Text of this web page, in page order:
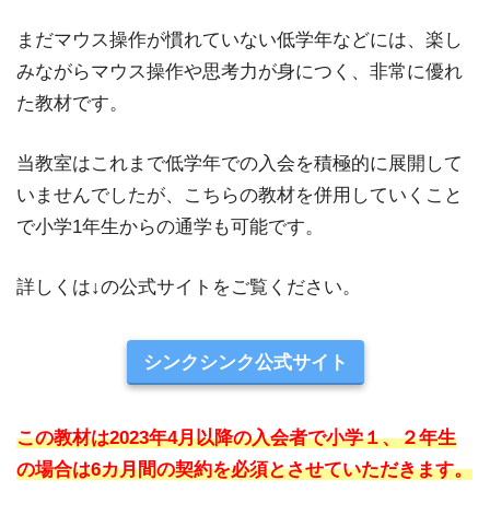
まだマウス操作が慣れていない低学年などには、楽し
みながらマウス操作や思考力が身につく、非常に優れ
た教材です。
当教室はこれまで低学年での入会を積極的に展開して
いませんでしたが、こちらの教材を併用していくこと
で小学1年生からの通学も可能です。
詳しくは↓の公式サイトをご覧ください。
シンクシンク公式サイト
この教材は2023年4月以降の入会者で小学１、２年生
の場合は6カ月間の契約を必須とさせていただきます。